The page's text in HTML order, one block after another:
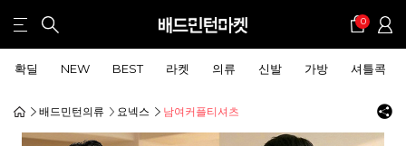
0
확딜 NEW BEST 라켓 의류 신발 가방 셔틀콕
배드민턴의류 요넥스 남여커플티셔츠